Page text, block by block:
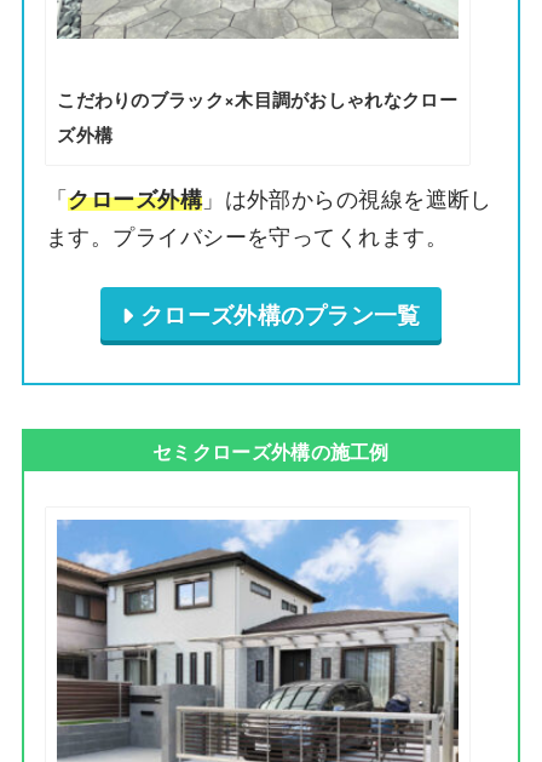
こだわりのブラック×木目調がおしゃれなクロー
ズ外構
「クローズ外構」は外部からの視線を遮断し
ます。プライバシーを守ってくれます。
クローズ外構のプラン一覧
セミクローズ外構の施工例